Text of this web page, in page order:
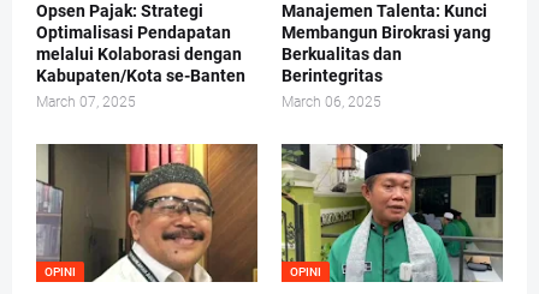
Opsen Pajak: Strategi
Optimalisasi Pendapatan
melalui Kolaborasi dengan
Kabupaten/Kota se-Banten
March 07, 2025
Manajemen Talenta: Kunci
Membangun Birokrasi yang
Berkualitas dan
Berintegritas
March 06, 2025
OPINI OPINI